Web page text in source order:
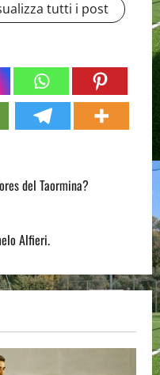
tutti i post
del Taormina?
Alfieri.